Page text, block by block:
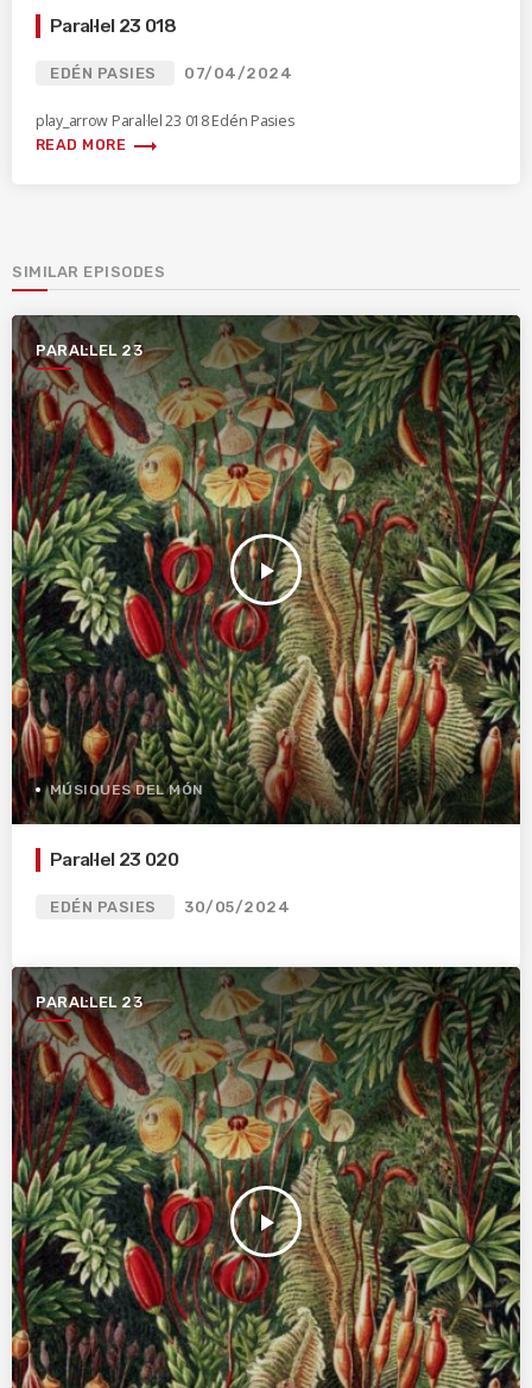
Paral·lel 23 018
EDÉN PASIES 07/04/2024
play_arrow Paral·lel 23 018 Edén Pasies
READ MORE trending_flat
SIMILAR EPISODES
PARAL·LEL 23
play_arrow
MÚSIQUES DEL MÓN
Paral·lel 23 020
EDÉN PASIES 30/05/2024
PARAL·LEL 23
play_arrow